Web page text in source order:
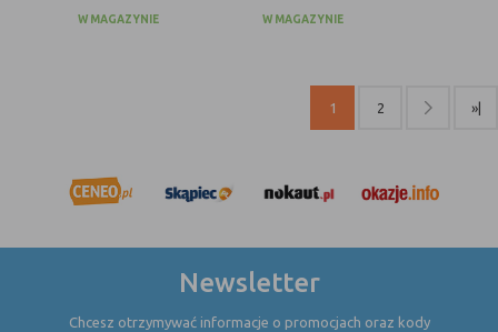
W MAGAZYNIE W MAGAZYNIE
1 2 »|
Newsletter
Chcesz otrzymywać informacje o promocjach oraz kody